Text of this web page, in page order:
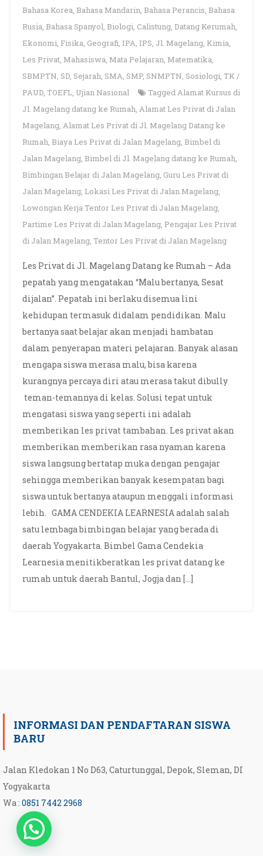
Bahasa Korea, Bahasa Mandarin, Bahasa Perancis, Bahasa
Rusia, Bahasa Spanyol, Biologi, Calistung, Datang Kerumah,
Ekonomi, Fisika, Geografi, IPA, IPS, Jl. Magelang, Kimia,
Les Privat, Mahasiswa, Mata Pelajaran, Matematika,
SBMPTN, SD, Sejarah, SMA, SMP, SNMPTN, Sosiologi, TK /
PAUD, TOEFL, Ujian Nasional TaggedAlamat Kursus di
Jl. Magelang datang ke Rumah, Alamat Les Privat di Jalan
Magelang, Alamat Les Privat di Jl. Magelang Datang ke
Rumah, Biaya Les Privat di Jalan Magelang, Bimbel di
Jalan Magelang, Bimbel di Jl. Magelang datang ke Rumah,
Bimbingan Belajar di Jalan Magelang, Guru Les Privat di
Jalan Magelang, Lokasi Les Privat di Jalan Magelang,
Lowongan Kerja Tentor Les Privat di Jalan Magelang,
Partime Les Privat di Jalan Magelang, Pengajar Les Privat
di Jalan Magelang, Tentor Les Privat di Jalan Magelang
Les Privat di Jl. Magelang Datang ke Rumah – Ada
pepatah yang mengatakan “Malu bertanya, Sesat
dijalan”. Pepatah ini berlaku disemua lini
kehidupan termasuk didalam pendidikan. Malu
bertanya saat belajar akan menjadi hambatan
dalam penyerapan materi pelajaran. Banyak alasan
mengapa siswa merasa malu, bisa karena
kurangnya percaya diri atau merasa takut dibully
teman-temannya di kelas. Solusi tepat untuk
mengatasi siswa yang seperti ini adalah
memberikan les privat tambahan. Les privat akan
memberikan memberikan rasa nyaman karena
siswa langsung bertatap muka dengan pengajar
sehingga memberikan banyak kesempatan bagi
siswa untuk bertanya ataupun menggali informasi
lebih. GAMA CENDEKIA LEARNESIA adalah salah
satu lembaga bimbingan belajar yang berada di
daerah Yogyakarta. Bimbel Gama Cendekia
Learnesia menitikberatkan les privat datang ke
rumah untuk daerah Bantul, Jogja dan […]
INFORMASI DAN PENDAFTARAN SISWA
BARU
Jalan Kledokan 1 No D63, Caturtunggal, Depok, Sleman, DI
Yogyakarta
Wa : 0851 7442 2968